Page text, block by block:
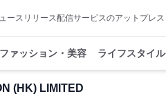
ースリリース配信サービスのアットプレス
ファッション・美容 ライフスタイル
(HK) LIMITED